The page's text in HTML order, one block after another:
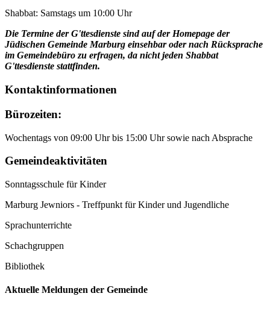
Shabbat: Samstags um 10:00 Uhr
Die Termine der G'ttesdienste sind auf der Homepage der
Jüdischen Gemeinde Marburg einsehbar oder nach Rücksprache
im Gemeindebüro zu erfragen, da nicht jeden Shabbat
G'ttesdienste stattfinden.
Kontaktinformationen
Bürozeiten:
Wochentags von 09:00 Uhr bis 15:00 Uhr sowie nach Absprache
Gemeindeaktivitäten
Sonntagsschule für Kinder
Marburg Jewniors - Treffpunkt für Kinder und Jugendliche
Sprachunterrichte
Schachgruppen
Bibliothek
Aktuelle Meldungen der Gemeinde